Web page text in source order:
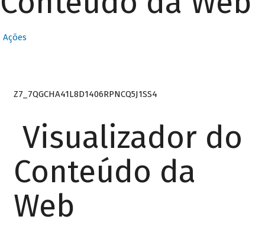
Ações
Z7_7QGCHA41L8D1406RPNCQ5J1SS4
Visualizador do
Conteúdo da
Web